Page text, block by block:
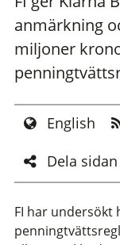
anmärkning
miljoner
English
Dela sidan
FI har undersökt